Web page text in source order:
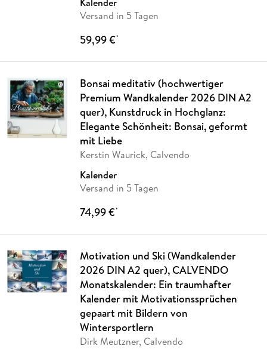
Versand in 5 Tagen
59,99 €*
Bonsai meditativ (hochwertiger
Premium Wandkalender 2026 DIN A2
quer), Kunstdruck in Hochglanz:
Elegante Schönheit: Bonsai, geformt
mit Liebe
Kerstin Waurick, Calvendo
Kalender
Versand in 5 Tagen
74,99 €*
Motivation und Ski (Wandkalender
2026 DIN A2 quer), CALVENDO
Monatskalender: Ein traumhafter
Kalender mit Motivationssprüchen
gepaart mit Bildern von
Wintersportlern
Dirk Meutzner, Calvendo